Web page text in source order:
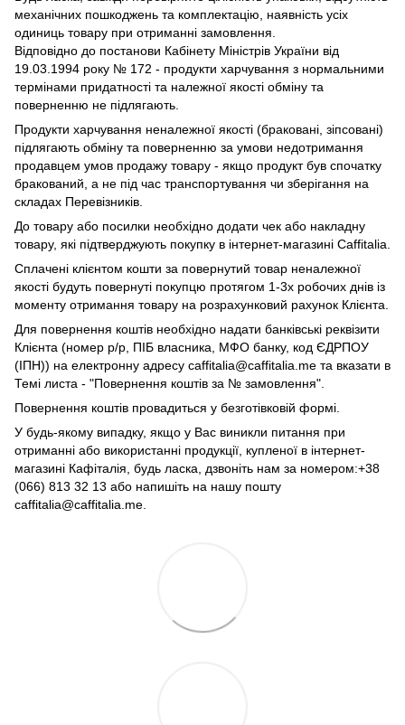
механічних пошкоджень та комплектацію, наявність усіх
одиниць товару при отриманні замовлення.
Відповідно до постанови Кабінету Міністрів України від
19.03.1994 року № 172 - продукти харчування з нормальними
термінами придатності та належної якості обміну та
поверненню не підлягають.
Продукти харчування неналежної якості (браковані, зіпсовані)
підлягають обміну та поверненню за умови недотримання
продавцем умов продажу товару - якщо продукт був спочатку
бракований, а не під час транспортування чи зберігання на
складах Перевізників.
До товару або посилки необхідно додати чек або накладну
товару, які підтверджують покупку в інтернет-магазині Caffitalia.
Сплачені клієнтом кошти за повернутий товар неналежної
якості будуть повернуті покупцю протягом 1-3х робочих днів із
моменту отримання товару на розрахунковий рахунок Клієнта.
Для повернення коштів необхідно надати банківські реквізити
Клієнта (номер р/р, ПІБ власника, МФО банку, код ЄДРПОУ
(ІПН)) на електронну адресу caffitalia@caffitalia.me та вказати в
Темі листа - "Повернення коштів за № замовлення".
Повернення коштів провадиться у безготівковій формі.
У будь-якому випадку, якщо у Вас виникли питання при
отриманні або використанні продукції, купленої в інтернет-
магазині Кафіталія, будь ласка, дзвоніть нам за номером:+38
(066) 813 32 13 або напишіть на нашу пошту
caffitalia@caffitalia.me.